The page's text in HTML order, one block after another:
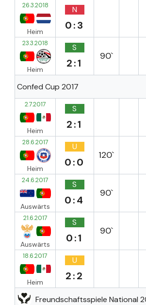
26.3.2018
Heim
N
0:3
23.3.2018
Heim
S
2:1
90`
Confed Cup 2017
2.7.2017
Heim
S
2:1
28.6.2017
Heim
U
0:0
120`
24.6.2017
Auswärts
S
0:4
90`
21.6.2017
Auswärts
S
0:1
90`
18.6.2017
Heim
U
2:2
Freundschaftsspiele National